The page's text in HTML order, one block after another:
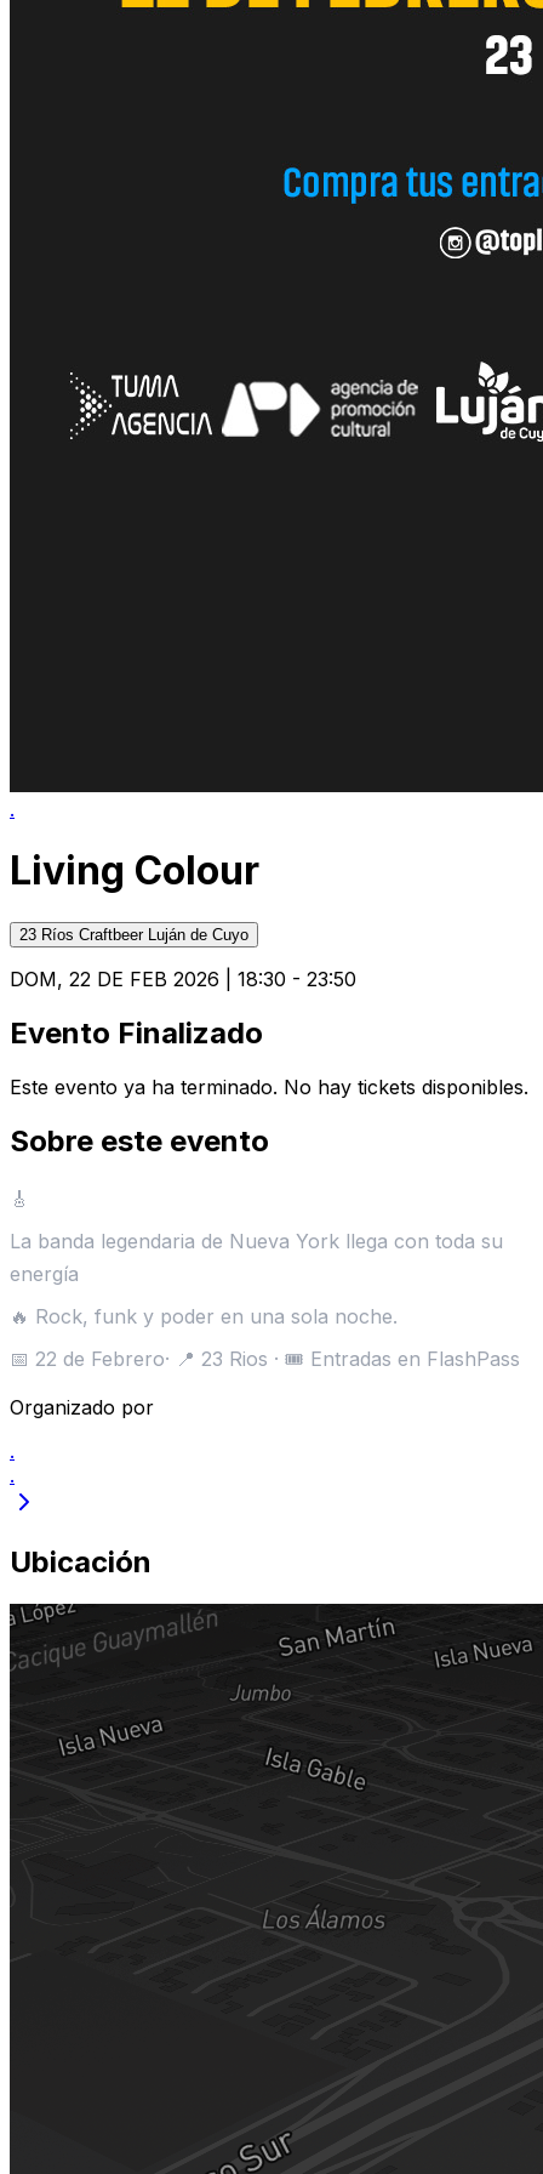
.
Living Colour
23 Ríos Craftbeer Luján de Cuyo
DOM, 22 DE FEB 2026 | 18:30 - 23:50
Evento Finalizado
Este evento ya ha terminado. No hay tickets disponibles.
Sobre este evento
🎸
La banda legendaria de Nueva York llega con toda su
energía
🔥 Rock, funk y poder en una sola noche.
📅 22 de Febrero· 📍 23 Rios · 🎟️ Entradas en FlashPass
Organizado por
.
.
Ubicación